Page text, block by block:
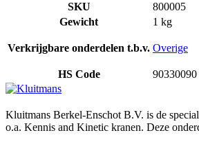
SKU
800005
Gewicht
1 kg
Verkrijgbare onderdelen t.b.v. Overige
HS Code 90330090
Kluitmans Berkel-Enschot B.V. is de
o.a. Kennis and Kinetic kranen. Deze